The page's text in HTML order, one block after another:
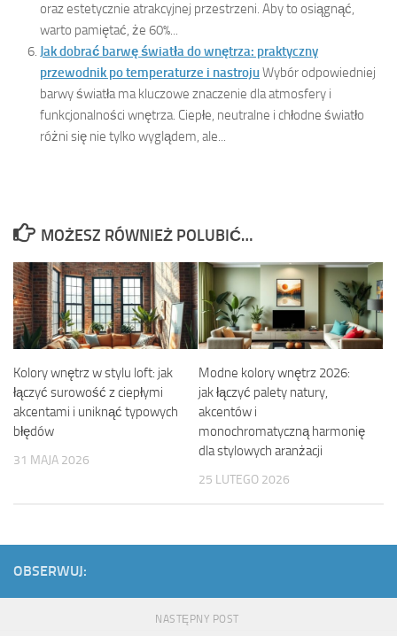
oraz estetycznie atrakcyjnej przestrzeni. Aby to osiągnąć,
warto pamiętać, że 60%...
Jak dobrać barwę światła do wnętrza: praktyczny
przewodnik po temperaturze i nastrojuWybór odpowiedniej
barwy światła ma kluczowe znaczenie dla atmosfery i
funkcjonalności wnętrza. Ciepłe, neutralne i chłodne światło
różni się nie tylko wyglądem, ale...
MOŻESZ RÓWNIEŻ POLUBIĆ…
Kolory wnętrz w stylu loft: jak
łączyć surowość z ciepłymi
akcentami i uniknąć typowych
błędów
31 MAJA 2026
Modne kolory wnętrz 2026:
jak łączyć palety natury,
akcentów i
monochromatyczną harmonię
dla stylowych aranżacji
25 LUTEGO 2026
OBSERWUJ:
NASTĘPNY POST